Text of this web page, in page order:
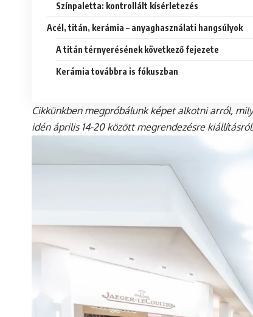
Színpaletta: kontrollált kísérletezés
Acél, titán, kerámia – anyaghasználati hangsúlyok
A titán térnyerésének következő fejezete
Kerámia továbbra is fókuszban
Cikkünkben megpróbálunk képet alkotni arról,
idén április 14-20 között megrendezésre